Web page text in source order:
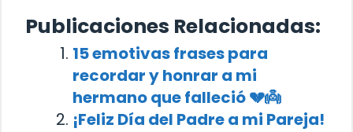
Publicaciones Relacionadas:
15 emotivas frases para
recordar y honrar a mi
hermano que falleció 💔👼
¡Feliz Día del Padre a mi Pareja!